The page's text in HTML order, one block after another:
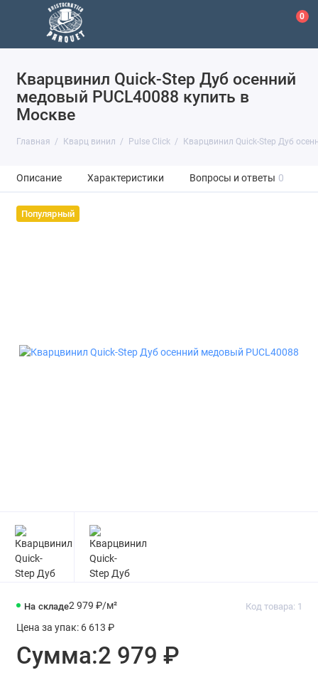
0
Кварцвинил Quick-Step Дуб осенний
медовый PUCL40088 купить в
Москве
Главная Кварц винил Pulse Click Кварцвинил Quick-Step Дуб
Описание Характеристики Вопросы и ответы 0
Популярный
На складе Код товара: 1
2 979 ₽/м²
Цена за упак: 6 613 ₽
Сумма:2 979 ₽